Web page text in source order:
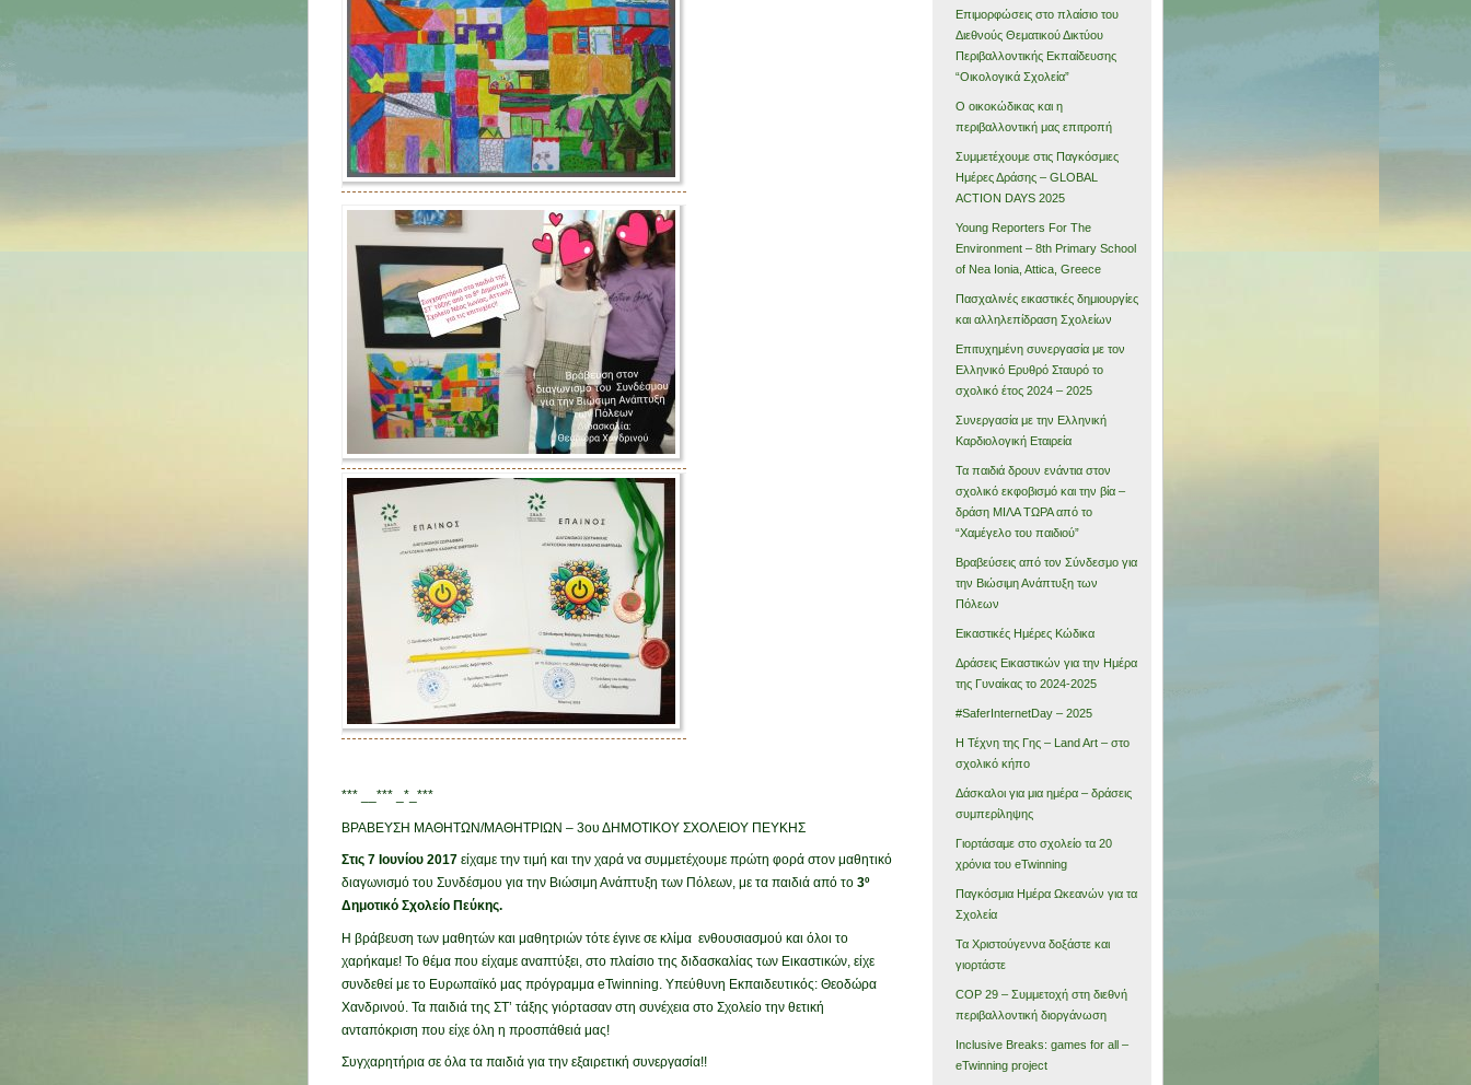
*** __*** _*_***
ΒΡΑΒΕΥΣΗ ΜΑΘΗΤΩΝ/ΜΑΘΗΤΡΙΩΝ – 3ου ΔΗΜΟΤΙΚΟΥ ΣΧΟΛΕΙΟΥ ΠΕΥΚΗΣ
Στις 7 Ιουνίου 2017 είχαμε την τιμή και την χαρά να συμμετέχουμε πρώτη φορά στον μαθητικό
διαγωνισμό του Συνδέσμου για την Βιώσιμη Ανάπτυξη των Πόλεων, με τα παιδιά από το 3º
Δημοτικό Σχολείο Πεύκης.
Η βράβευση των μαθητών και μαθητριών τότε έγινε σε κλίμα ενθουσιασμού και όλοι το
χαρήκαμε! Το θέμα που είχαμε αναπτύξει, στο πλαίσιο της διδασκαλίας των Εικαστικών, είχε
συνδεθεί με το Ευρωπαϊκό μας πρόγραμμα eTwinning. Υπεύθυνη Εκπαιδευτικός: Θεοδώρα
Χανδρινού. Τα παιδιά της ΣΤ’ τάξης γιόρτασαν στη συνέχεια στο Σχολείο την θετική
ανταπόκριση που είχε όλη η προσπάθειά μας!
Συγχαρητήρια σε όλα τα παιδιά για την εξαιρετική συνεργασία!!
Επιμορφώσεις στο πλαίσιο του
Διεθνούς Θεματικού Δικτύου
Περιβαλλοντικής Εκπαίδευσης
“Οικολογικά Σχολεία”
Ο οικοκώδικας και η
περιβαλλοντική μας επιτροπή
Συμμετέχουμε στις Παγκόσμιες
Ημέρες Δράσης – GLOBAL
ACTION DAYS 2025
Young Reporters For The
Environment – 8th Primary School
of Nea Ionia, Attica, Greece
Πασχαλινές εικαστικές δημιουργίες
και αλληλεπίδραση Σχολείων
Επιτυχημένη συνεργασία με τον
Ελληνικό Ερυθρό Σταυρό το
σχολικό έτος 2024 – 2025
Συνεργασία με την Ελληνική
Καρδιολογική Εταιρεία
Τα παιδιά δρουν ενάντια στον
σχολικό εκφοβισμό και την βία –
δράση ΜΙΛΑ ΤΩΡΑ από το
“Χαμέγελο του παιδιού”
Βραβεύσεις από τον Σύνδεσμο για
την Βιώσιμη Ανάπτυξη των
Πόλεων
Εικαστικές Ημέρες Κώδικα
Δράσεις Εικαστικών για την Ημέρα
της Γυναίκας το 2024-2025
#SaferInternetDay – 2025
Η Τέχνη της Γης – Land Art – στο
σχολικό κήπο
Δάσκαλοι για μια ημέρα – δράσεις
συμπερίληψης
Γιορτάσαμε στο σχολείο τα 20
χρόνια του eTwinning
Παγκόσμια Ημέρα Ωκεανών για τα
Σχολεία
Τα Χριστούγεννα δοξάστε και
γιορτάστε
COP 29 – Συμμετοχή στη διεθνή
περιβαλλοντική διοργάνωση
Inclusive Breaks: games for all –
eTwinning project